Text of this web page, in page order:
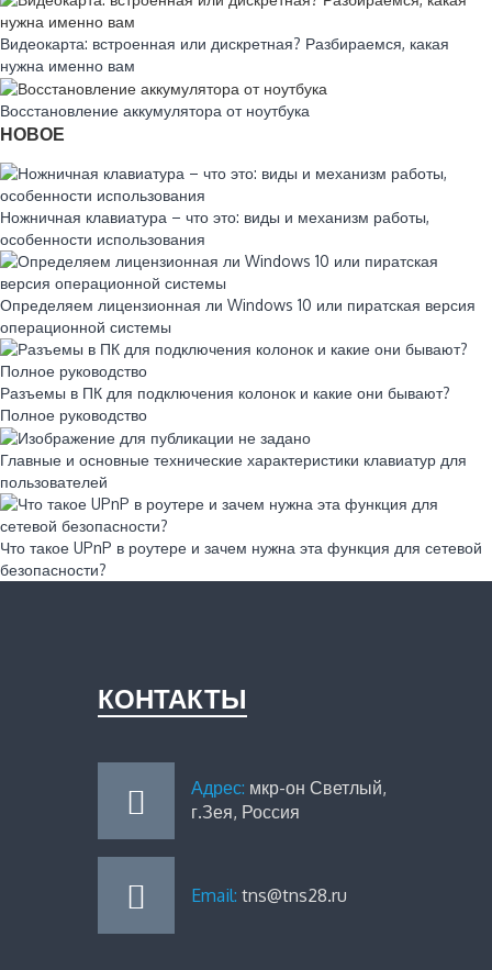
Видеокарта: встроенная или дискретная? Разбираемся, какая
нужна именно вам
Восстановление аккумулятора от ноутбука
НОВОЕ
Ножничная клавиатура – что это: виды и механизм работы,
особенности использования
Определяем лицензионная ли Windows 10 или пиратская версия
операционной системы
Разъемы в ПК для подключения колонок и какие они бывают?
Полное руководство
Главные и основные технические характеристики клавиатур для
пользователей
Что такое UPnP в роутере и зачем нужна эта функция для сетевой
безопасности?
КОНТАКТЫ
Адрес: мкр-он Светлый,
г.Зея, Россия
Email: tns@tns28.ru